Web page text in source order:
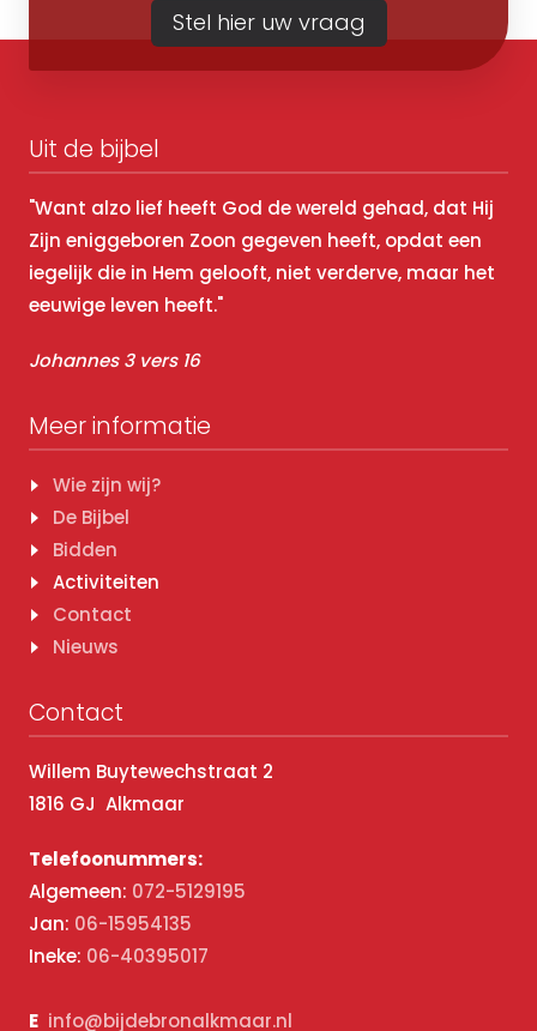
Stel hier uw vraag
Uit de bijbel
"Want alzo lief heeft God de wereld gehad, dat Hij
Zijn eniggeboren Zoon gegeven heeft, opdat een
iegelijk die in Hem gelooft, niet verderve, maar het
eeuwige leven heeft."
Johannes 3 vers 16
Meer informatie
Wie zijn wij?
De Bijbel
Bidden
Activiteiten
Contact
Nieuws
Contact
Willem Buytewechstraat 2
1816 GJ Alkmaar
Telefoonummers:
Algemeen: 072-5129195
Jan: 06-15954135
Ineke: 06-40395017
E info@bijdebronalkmaar.nl